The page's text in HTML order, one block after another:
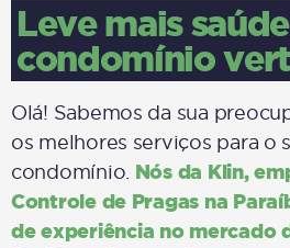
Leve mais
condomínio
Olá! Sabemos da sua
os melhores serviços para o
condomínio. Nós da Klin,
Controle de Pragas na
deexperiência no mercado